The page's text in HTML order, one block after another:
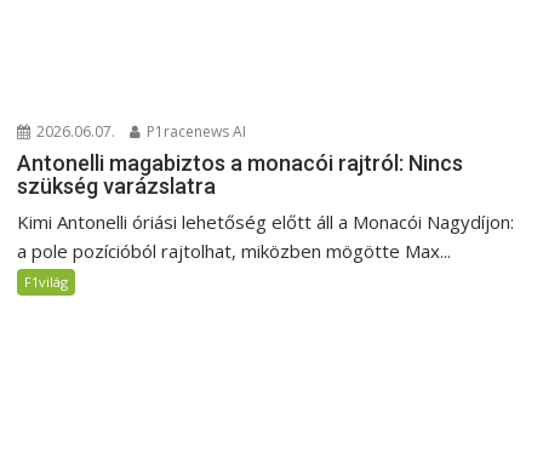
2026.06.07. P1racenews AI
Antonelli magabiztos a monacói rajtról: Nincs
szükség varázslatra
Kimi Antonelli óriási lehetőség előtt áll a Monacói Nagydíjon:
a pole pozícióból rajtolhat, miközben mögötte Max...
F1világ